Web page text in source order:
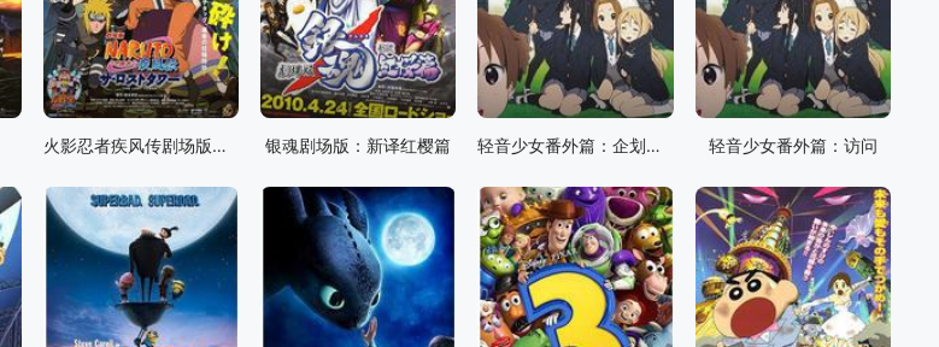
火影忍者疾风传剧场版：失落之塔 银魂剧场版：新译红樱篇 轻音少女番外篇：企划会议 轻音少女番外篇：访问